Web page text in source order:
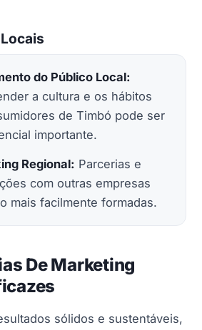
do Público Local:
a cultura e os hábitos
de Timbó pode ser
importante.
Regional: Parcerias e
com outras empresas
mais facilmente formadas.
De Marketing
sólidos e sustentáveis,